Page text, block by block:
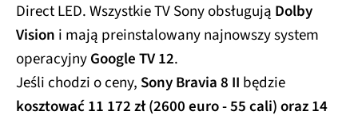
Direct LED. Wszystkie TV Sony obsługują Dolby
Vision i mają preinstalowany najnowszy system
operacyjnyGoogle TV 12.
Jeśli chodzi o ceny, Sony Bravia 8 II będzie
kosztować11 172 zł (2600 euro - 55 cali) oraz 14